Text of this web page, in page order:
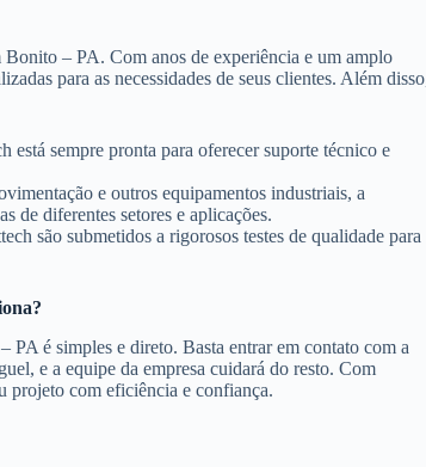
– PA. Com anos de experiência e um amplo
para as necessidades de seus clientes. Além
está sempre pronta para oferecer suporte técnico e
e outros equipamentos industriais, a
de diferentes setores e aplicações.
são submetidos a rigorosos testes de qualidade para
PA é simples e direto. Basta entrar em contato com a
e a equipe da empresa cuidará do resto. Com
projeto com eficiência e confiança.